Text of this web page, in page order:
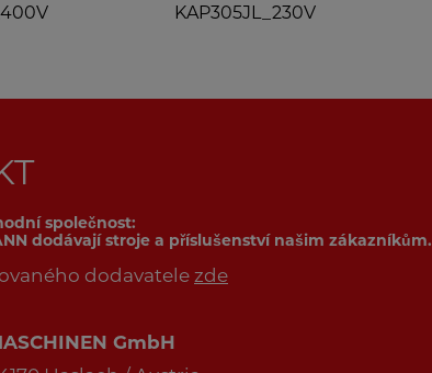
KAP305JL_230V
společnost:
dodávají stroje a příslušenství našim zákazníkům.
dodavatele zde
GmbH